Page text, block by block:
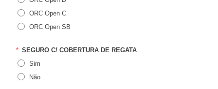
ORC Open C
ORC Open SB
SEGURO C/ COBERTURA DE REGATA
Sim
Não